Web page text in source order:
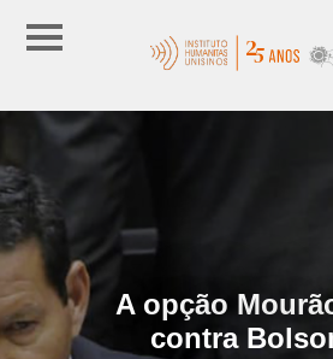
A opção
contra